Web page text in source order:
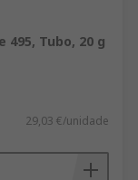
Tubo, 20 g
29,03 €/unidade